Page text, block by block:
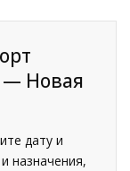
— Новая
дату и
назначения,